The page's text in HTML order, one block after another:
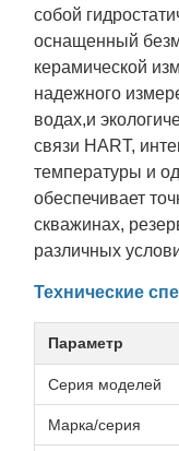
собой
оснащенный
керамической
надежного
водах,и
связи HART,
температуры и
обеспечивает
скважинах,
различных
Технические
Параметр
Серия моделей
Марка/серия